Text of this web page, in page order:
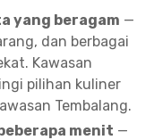
yang beragam —
dan berbagai
Kawasan
pilihan kuliner
Tembalang.
menit —